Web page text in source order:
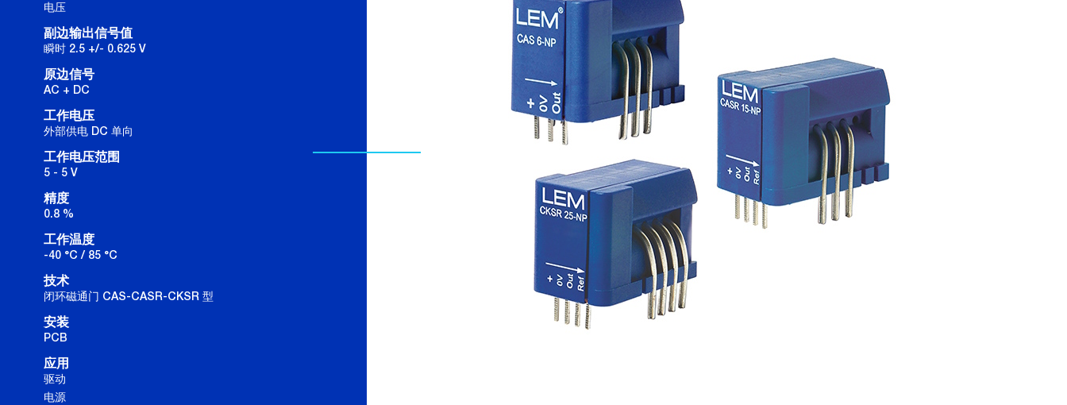
电压
副边输出信号值
瞬时 2.5 +/- 0.625 V
原边信号
AC + DC
工作电压
外部供电 DC 单向
工作电压范围
5 - 5 V
精度
0.8 %
工作温度
-40 °C / 85 °C
技术
闭环磁通门 CAS-CASR-CKSR 型
安装
PCB
应用
驱动
电源